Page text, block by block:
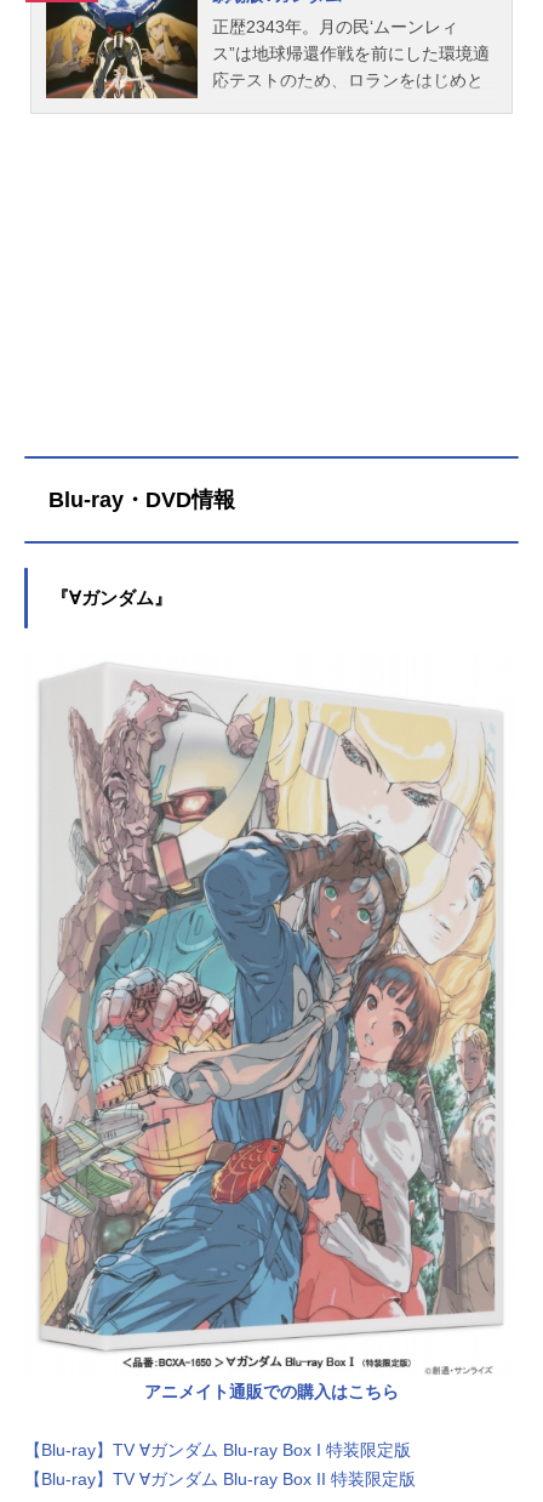
正歴2343年。月の民‘ムーンレィ
ス”は地球帰還作戦を前にした環境適
応テストのため、ロランをはじめと
な科学力と軍事力を背景に入植を進
イングレッサ領主の孫グエンは、ロ
た。殿にあるデータから“黒歴史”を紐
解き、人類の最終戦争や、∀ガンダム
の秘密があきらかとなる作品名劇場
版∀ガンダム放送形態劇場版アニメシ
リーズ∀ガンダムスケジュール劇場版
∀ガンダムI地球光：2002年2月9日
（土）劇場版∀ガンダムII月光...
Blu-ray・DVD情報
『∀ガンダム』
アニメイト通販での購入はこちら
【Blu-ray】TV ∀ガンダム Blu-ray Box I 特装限定版
【Blu-ray】TV ∀ガンダム Blu-ray Box II 特装限定版